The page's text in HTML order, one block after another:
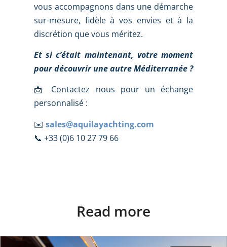
vous accompagnons dans une démarche
sur-mesure, fidèle à vos envies et à la
discrétion que vous méritez.
Et si c’était maintenant, votre moment
pour découvrir une autre Méditerranée ?
📩 Contactez nous pour un échange
personnalisé :
✉️ sales@aquilayachting.com
📞 +33 (0)6 10 27 79 66
Read more